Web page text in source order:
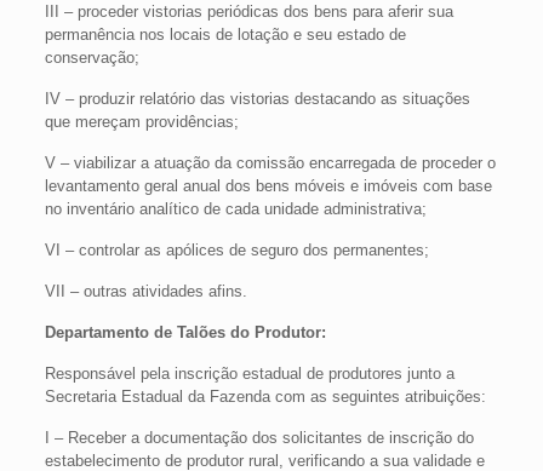
III – proceder vistorias periódicas dos bens para aferir sua
permanência nos locais de lotação e seu estado de
conservação;
IV – produzir relatório das vistorias destacando as situações
que mereçam providências;
V – viabilizar a atuação da comissão encarregada de proceder o
levantamento geral anual dos bens móveis e imóveis com base
no inventário analítico de cada unidade administrativa;
VI – controlar as apólices de seguro dos permanentes;
VII – outras atividades afins.
Departamento de Talões do Produtor:
Responsável pela inscrição estadual de produtores junto a
Secretaria Estadual da Fazenda com as seguintes atribuições:
I – Receber a documentação dos solicitantes de inscrição do
estabelecimento de produtor rural, verificando a sua validade e